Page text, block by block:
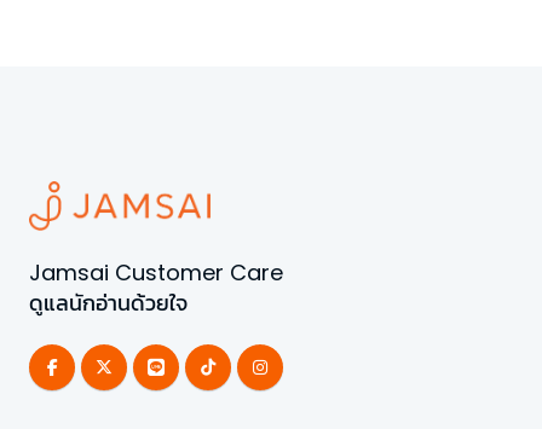
Jamsai Customer Care
ดูแลนักอ่านด้วยใจ